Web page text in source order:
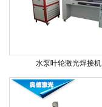
水泵叶轮激光焊接机